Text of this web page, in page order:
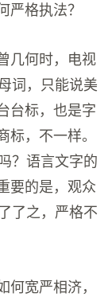
严格执法？
几何时，电视
词，只能说美
台标，也是字
标，不一样。
？语言文字的
要的是，观众
了之，严格不
何宽严相济，